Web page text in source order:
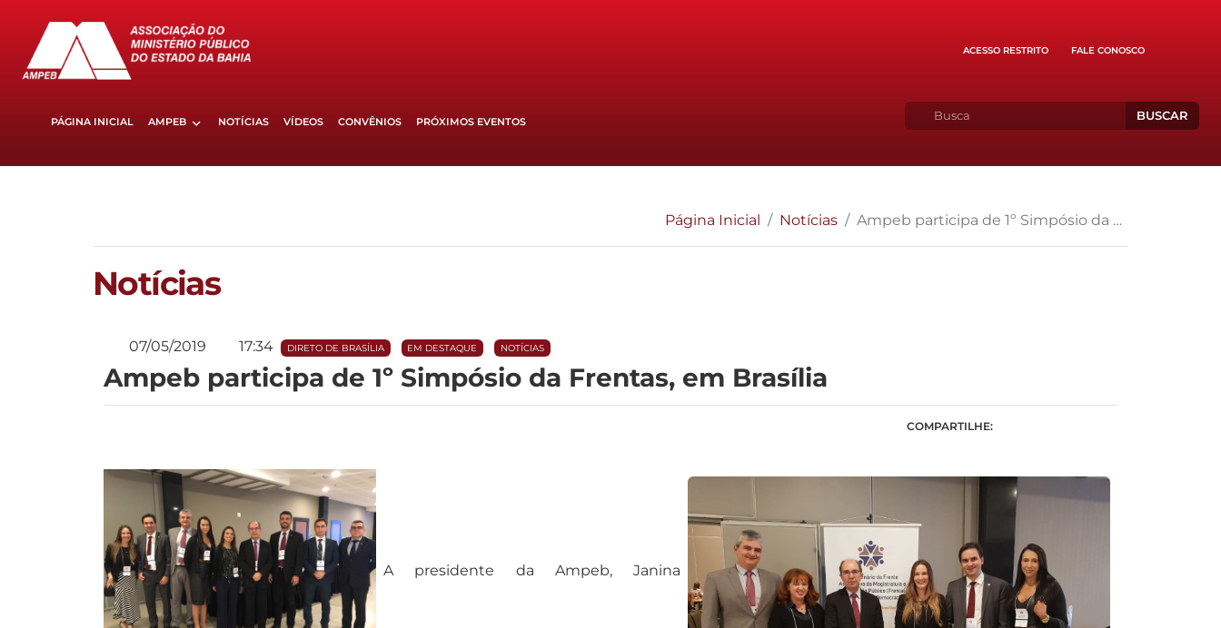
ACESSO RESTRITO FALE CONOSCO
PÁGINA INICIAL AMPEB NOTÍCIAS VÍDEOS CONVÊNIOS PRÓXIMOS EVENTOS BUSCAR
Página Inicial Notícias Ampeb participa de 1º Simpósio da Frentas, em Brasília
Notícias
07/05/2019 17:34 DIRETO DE BRASÍLIA EM DESTAQUE NOTÍCIAS
Ampeb participa de 1º Simpósio da Frentas, em Brasília
COMPARTILHE:
A presidente da Ampeb, Janina